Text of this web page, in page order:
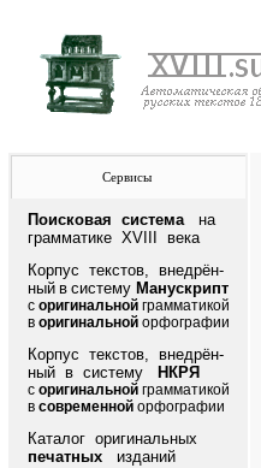
Сервисы
Поисковая системана
грамматике XVIII века
Корпус текстов, внедрён-
ный в систему Манускрипт
с оригинальной грамматикой
в оригинальной орфографии
Корпус текстов, внедрён-
ный в систему
НКРЯ
с оригинальной грамматикой
в современной орфографии
Каталог оригинальных
печатных изданий